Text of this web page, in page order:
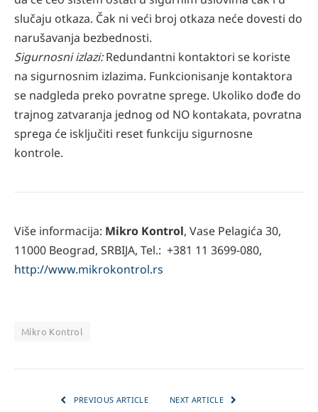
slučaju otkaza. Čak ni veći broj otkaza neće dovesti do
narušavanja bezbednosti.
Sigurnosni izlazi:Redundantni kontaktori se koriste
na sigurnosnim izlazima. Funkcionisanje kontaktora
se nadgleda preko povratne sprege. Ukoliko dođe do
trajnog zatvaranja jednog od NO kontakata, povratna
sprega će isključiti reset funkciju sigurnosne
kontrole.
Više informacija: Mikro Kontrol, Vase Pelagića 30,
11000 Beograd, SRBIJA, Tel.: +381 11 3699-080,
http://www.mikrokontrol.rs
Mikro Kontrol
PREVIOUS ARTICLE NEXT ARTICLE